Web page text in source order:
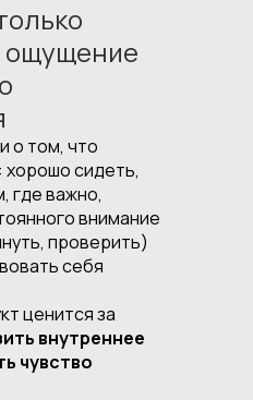
ощущение
о том, что
хорошо сидеть,
где важно,
внимание
проверить)
себя
ценится за
внутреннее
чувство